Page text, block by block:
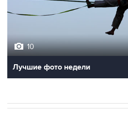
10
Лучшие фото недели